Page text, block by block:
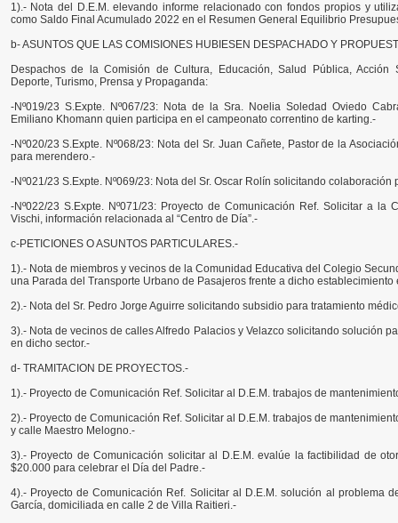
1).- Nota del D.E.M. elevando informe relacionado con fondos propios y
como Saldo Final Acumulado 2022 en el Resumen General Equilibrio
b- ASUNTOS QUE LAS COMISIONES HUBIESEN DESPACHADO Y
Despachos de la Comisión de Cultura, Educación, Salud Pública, Acción
Deporte, Turismo, Prensa y Propaganda:
-Nº019/23 S.Expte. Nº067/23: Nota de la Sra. Noelia Soledad Oviedo
Emiliano Khomann quien participa en el campeonato correntino de karting.-
-Nº020/23 S.Expte. Nº068/23: Nota del Sr. Juan Cañete, Pastor de la
para merendero.-
-Nº021/23 S.Expte. Nº069/23: Nota del Sr. Oscar Rolín solicitando
-Nº022/23 S.Expte. Nº071/23: Proyecto de Comunicación Ref. Solicitar a
Vischi, información relacionada al “Centro de Día”.-
c-PETICIONES O ASUNTOS PARTICULARES.-
1).- Nota de miembros y vecinos de la Comunidad Educativa del Colegio
una Parada del Transporte Urbano de Pasajeros frente a dicho establecimiento
2).- Nota del Sr. Pedro Jorge Aguirre solicitando subsidio para tratamiento
3).- Nota de vecinos de calles Alfredo Palacios y Velazco solicitando solución
en dicho sector.-
d- TRAMITACION DE PROYECTOS.-
1).- Proyecto de Comunicación Ref. Solicitar al D.E.M. trabajos de
2).- Proyecto de Comunicación Ref. Solicitar al D.E.M. trabajos de
y calle Maestro Melogno.-
3).- Proyecto de Comunicación solicitar al D.E.M. evalúe la factibilidad de
$20.000 para celebrar el Día del Padre.-
4).- Proyecto de Comunicación Ref. Solicitar al D.E.M. solución al problema
García, domiciliada en calle 2 de Villa Raitieri.-